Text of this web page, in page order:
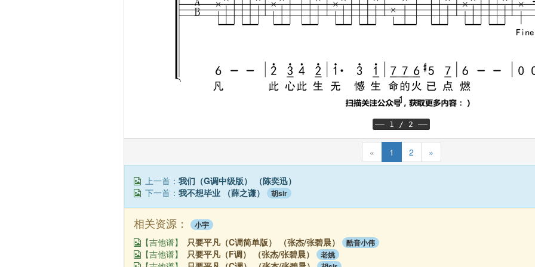
—— 1 / 2 ——
« 1 2 »
上一首： 我们（G调中级版） （陈奕迅）
下一首： 我不想毕业 （薛之谦） 胡sir
相关资源： 小宇
【吉他谱】 只要平凡（C调简单版） （张杰/张碧晨） 酷音小伟
【吉他谱】 只要平凡（F调） （张杰/张碧晨） 老姚